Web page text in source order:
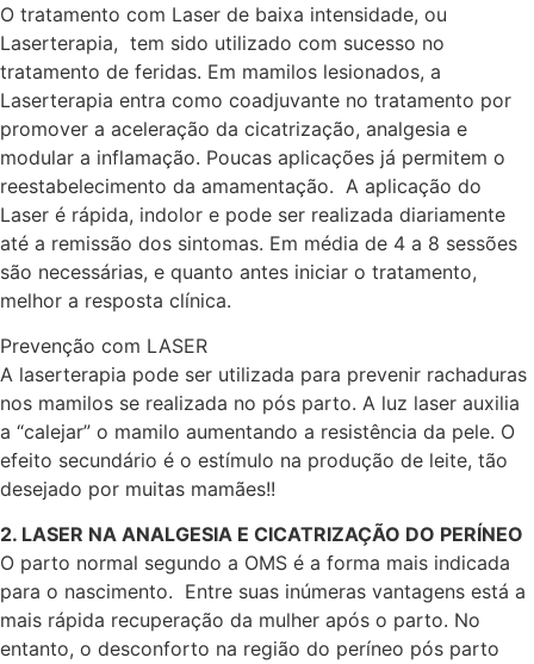
O tratamento com Laser de baixa intensidade, ou
Laserterapia, tem sido utilizado com sucesso no
tratamento de feridas. Em mamilos lesionados, a
Laserterapia entra como coadjuvante no tratamento por
promover a aceleração da cicatrização, analgesia e
modular a inflamação. Poucas aplicações já permitem o
reestabelecimento da amamentação. A aplicação do
Laser é rápida, indolor e pode ser realizada diariamente
até a remissão dos sintomas. Em média de 4 a 8 sessões
são necessárias, e quanto antes iniciar o tratamento,
melhor a resposta clínica.
Prevenção com LASER
A laserterapia pode ser utilizada para prevenir rachaduras
nos mamilos se realizada no pós parto. A luz laser auxilia
a “calejar” o mamilo aumentando a resistência da pele. O
efeito secundário é o estímulo na produção de leite, tão
desejado por muitas mamães!!
2. LASER NA ANALGESIA E CICATRIZAÇÃO DO PERÍNEO
O parto normal segundo a OMS é a forma mais indicada
para o nascimento. Entre suas inúmeras vantagens está a
mais rápida recuperação da mulher após o parto. No
entanto, o desconforto na região do períneo pós parto